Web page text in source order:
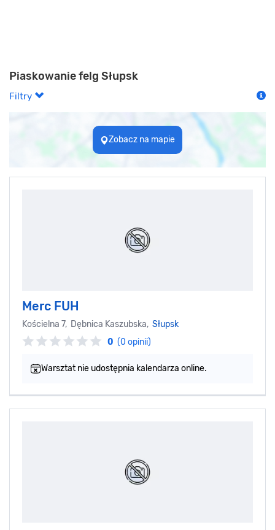
Piaskowanie felg Słupsk
Filtry
Zobacz na mapie
Merc FUH
Kościelna 7, Dębnica Kaszubska, Słupsk
0 (0 opinii)
Warsztat nie udostępnia kalendarza online.